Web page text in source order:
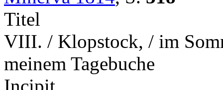
Titel
VIII. / Klopstock, / im
meinem Tagebuche
Incipit